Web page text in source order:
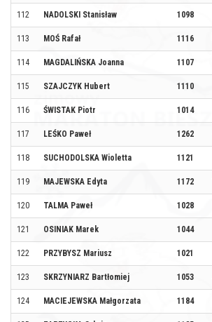
112 NADOLSKI Stanisław 1098
113 MOŚ Rafał 1116
114 MAGDALIŃSKA Joanna 1107
115 SZAJCZYK Hubert 1110
116 ŚWISTAK Piotr 1014
117 LEŚKO Paweł 1262
118 SUCHODOLSKA Wioletta 1121
119 MAJEWSKA Edyta 1172
120 TALMA Paweł 1028
121 OSINIAK Marek 1044
122 PRZYBYSZ Mariusz 1021
123 SKRZYNIARZ Bartłomiej 1053
124 MACIEJEWSKA Małgorzata 1184